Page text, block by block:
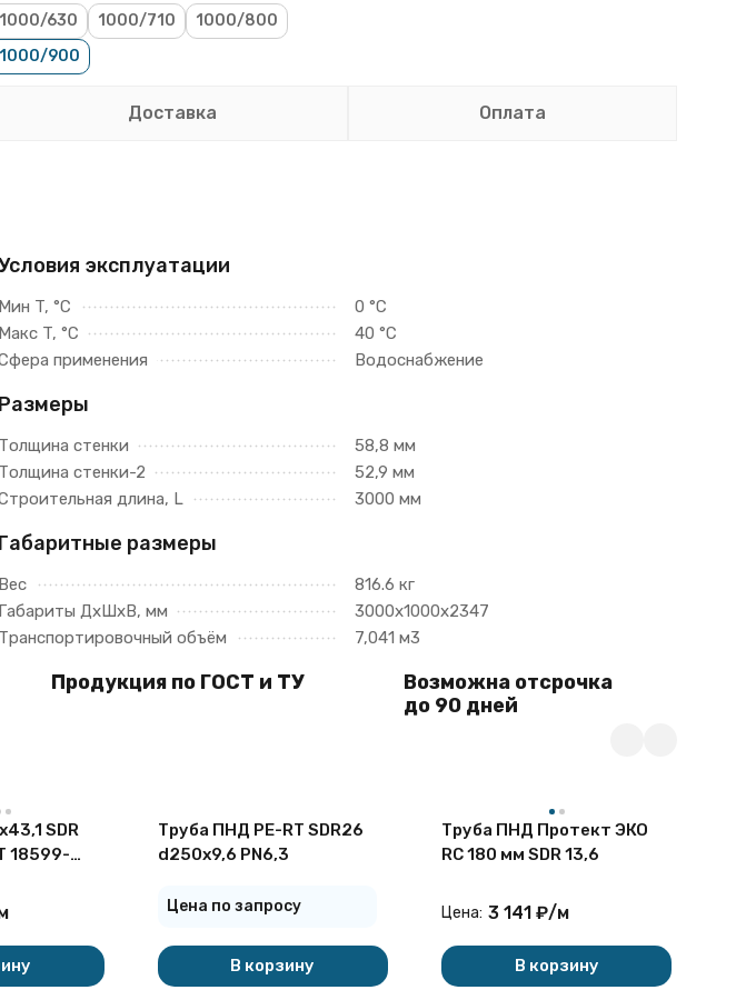
1000/630 1000/710
1000/800
1000/900
Доставка Оплата
эксплуатации
Мин T, °C
0 °C
Макс T, °C
40 °C
применения
Водоснабжение
Размеры
Толщина стенки
58,8 мм
Толщина стенки-2
52,9 мм
длина, L
3000 мм
Габаритные размеры
Вес
816.6 кг
Габариты ДхШхВ, мм
3000х1000х2347
Транспортировочный объём
7,041 м3
Продукция по ГОСТ и ТУ
Возможна отсрочка
до 90 дней
SDR
18599-
Труба ПНД PE-RT SDR26
d250х9,6 PN6,3
Цена по запросу
В корзину
Труба ПНД Протект ЭКО
RC 180 мм SDR 13,6
Цена: 3 141 ₽/м
В корзину